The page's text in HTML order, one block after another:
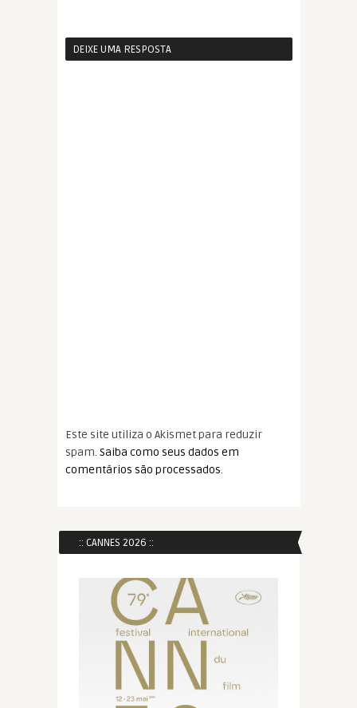
DEIXE UMA RESPOSTA
Este site utiliza o Akismet para reduzir
spam. Saiba como seus dados em
comentários são processados.
:: CANNES 2026 ::